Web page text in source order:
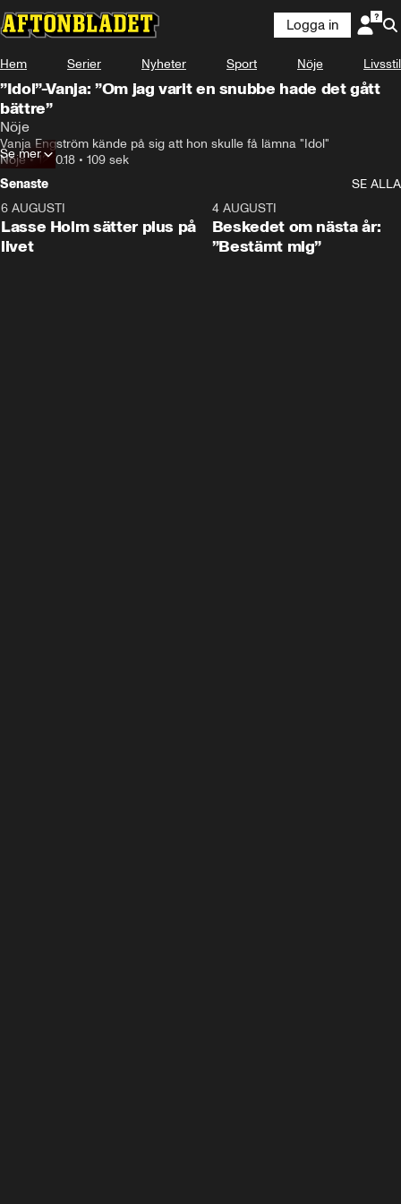
Logga in
Hem Serier Nyheter Sport Nöje Livsstil
”Idol”-Vanja: ”Om jag varit en snubbe hade det gått
bättre”
Nöje
Vanja Engström kände på sig att hon skulle få lämna "Idol"
Nöje•12.10.18 • 109 sek
Se mer
Senaste
SE ALLA
6 AUGUSTI
Lasse Holm sätter plus på
livet
4 AUGUSTI
Beskedet om nästa år:
”Bestämt mig”